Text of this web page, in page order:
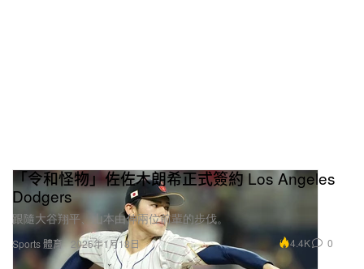
Sports 體育
「令和怪物」佐佐木朗希正式簽約 Los Angeles
Dodgers
跟隨大谷翔平、山本由伸兩位前輩的步伐。
2025年1月18日 4.4K 0